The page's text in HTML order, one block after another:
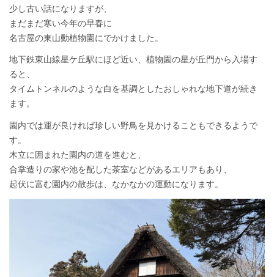
少し古い話になりますが、
まだまだ寒い今年の早春に
名古屋の東山動植物園にでかけました。
地下鉄東山線星ケ丘駅にほど近い、植物園の星が丘門から入場す
ると、
タイムトンネルのような白を基調としたおしゃれな地下道が続き
ます。
園内では運が良ければ珍しい野鳥を見かけることもできるようで
す。
木立に囲まれた園内の道を進むと、
合掌造りの家や池を配した茶室などがあるエリアもあり、
起伏に富む園内の散歩は、なかなかの運動になります。